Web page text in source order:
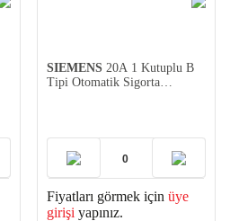
SIEMENS 20A 1 Kutuplu B
Tipi Otomatik Sigorta
Fiyatları görmek için üye
girişi yapınız.